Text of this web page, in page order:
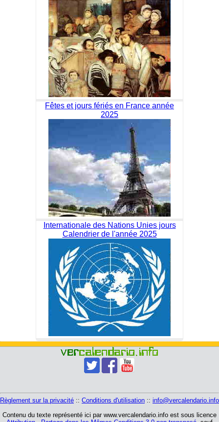
Fêtes et jours fériés en France année
2025
Internationale des Nations Unies jours
Calendrier de l'année 2025
Règlement sur la privacité :: Conditions d'utilisation :: info@vercalendario.info
Contenu du texte représenté ici par www.vercalendario.info est sous licence